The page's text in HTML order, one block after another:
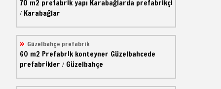
70 m2 prefabrik yapı Karabağlarda prefabrikçi
/ Karabağlar
Güzelbahçe prefabrik
60 m2 Prefabrik konteyner Güzelbahcede
prefabrikler / Güzelbahçe